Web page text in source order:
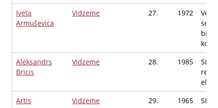
Iveta
Armuševica
Vidzeme 27. 1972
Aleksandrs
Bricis
Vidzeme 28. 1985
SIA
Artis
Vidzeme 29. 1965
SIA